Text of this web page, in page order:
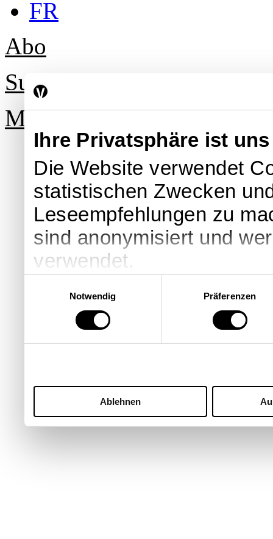
Ihre Privatsphäre ist
Die Website verwendet
statistischen Zwecken
Leseempfehlungen zu
sind anonymisiert und
verwendet.
Notwendig
Präferenzen
Ablehnen
FR
Abo
Suche
Mein Profil